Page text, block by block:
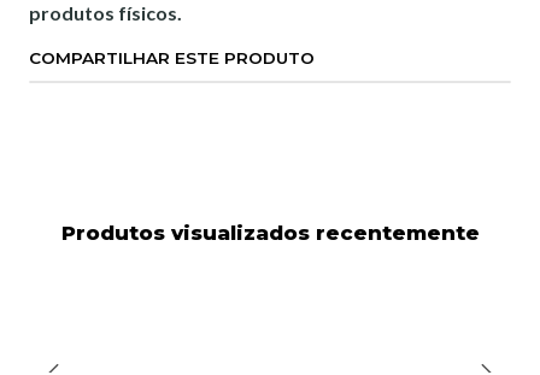
produtos físicos.
COMPARTILHAR ESTE PRODUTO
Produtos visualizados recentemente